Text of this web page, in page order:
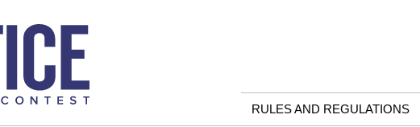
RULES AND REGULATIONS